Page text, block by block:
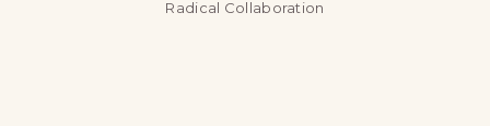
Radical Collaboration